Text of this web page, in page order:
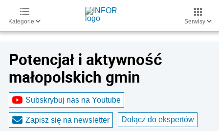
Kategorie Serwisy
Potencjał i aktywność
małopolskich gmin
Subskrybuj nas na Youtube
Zapisz się na newsletter Dołącz do ekspertów